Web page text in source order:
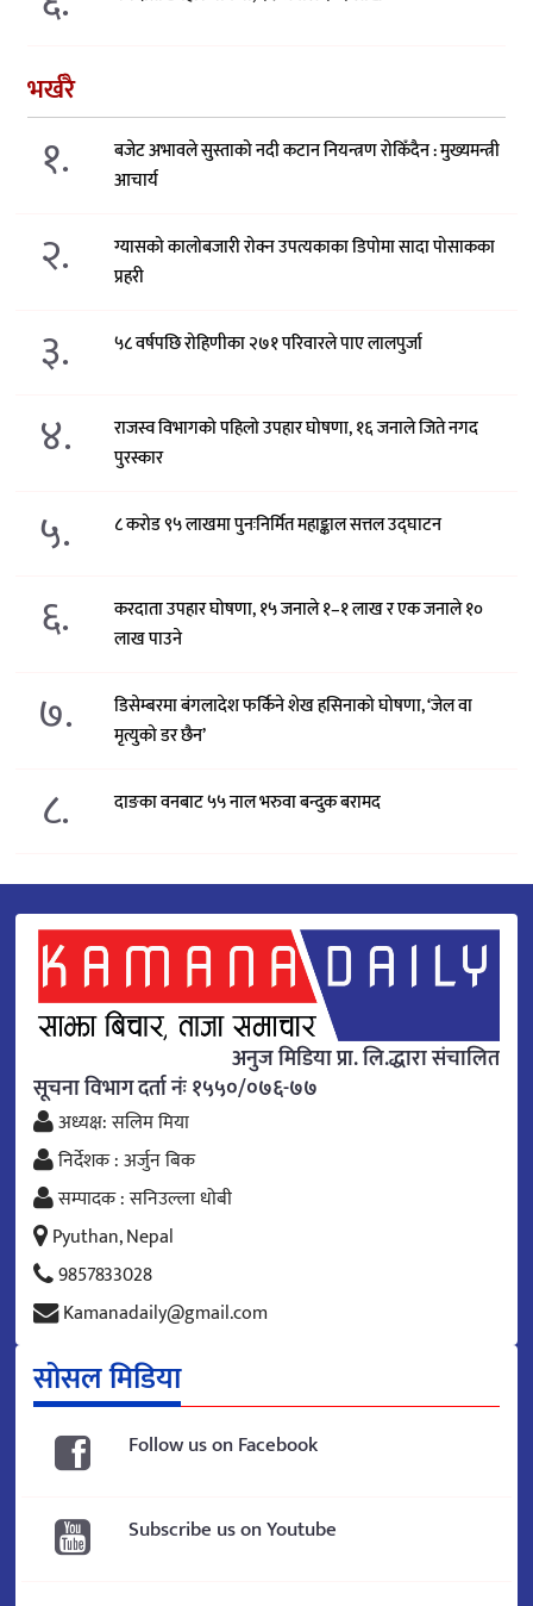
भर्खरै
१.
बजेट अभावले सुस्ताको नदी कटान नियन्त्रण रोकिँदैन : मुख्यमन्त्री
आचार्य
२.
ग्यासको कालोबजारी रोक्न उपत्यकाका डिपोमा सादा पोसाकका
प्रहरी
३. ५८ वर्षपछि रोहिणीका २७१ परिवारले पाए लालपुर्जा
४.
राजस्व विभागको पहिलो उपहार घोषणा, १६ जनाले जिते नगद
पुरस्कार
५. ८ करोड ९५ लाखमा पुनःनिर्मित महाङ्काल सत्तल उद्घाटन
६.
करदाता उपहार घोषणा, १५ जनाले १–१ लाख र एक जनाले १०
लाख पाउने
७.
डिसेम्बरमा बंगलादेश फर्किने शेख हसिनाको घोषणा, ‘जेल वा
मृत्युको डर छैन’
८. दाङका वनबाट ५५ नाल भरुवा बन्दुक बरामद
अनुज मिडिया प्रा. लि.द्धारा संचालित
सूचना विभाग दर्ता नंः १५५०/०७६-७७
अध्यक्ष: सलिम मिया
निर्देशक : अर्जुन बिक
सम्पादक : सनिउल्ला धोबी
Pyuthan, Nepal
9857833028
Kamanadaily@gmail.com
सोसल मिडिया
Follow us on Facebook
Subscribe us on Youtube